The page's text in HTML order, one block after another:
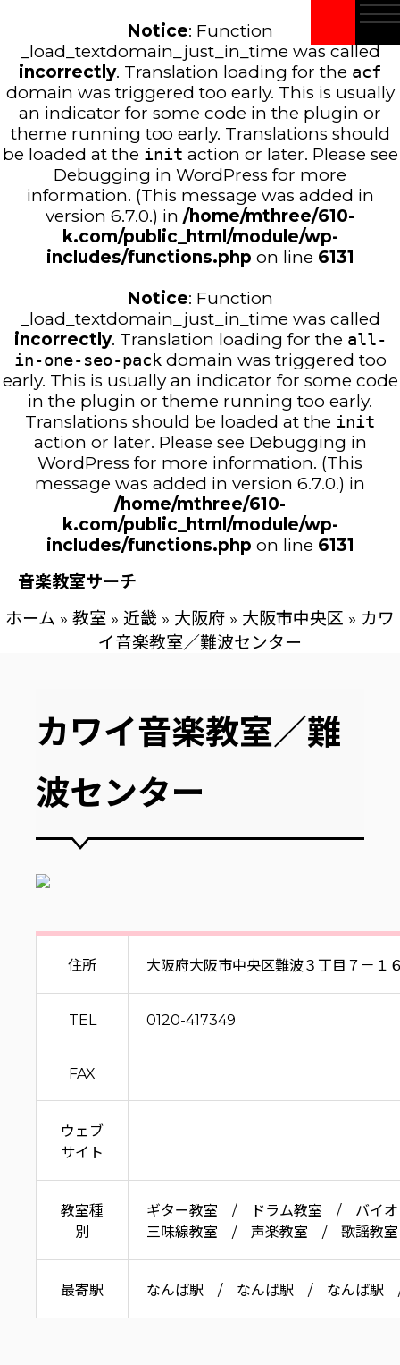
Notice: Function
_load_textdomain_just_in_time was called
incorrectly. Translation loading for the acf
domain was triggered too early. This is usually
an indicator for some code in the plugin or
theme running too early. Translations should
be loaded at the init action or later. Please see
Debugging in WordPress for more
information. (This message was added in
version 6.7.0.) in /home/mthree/610-
k.com/public_html/module/wp-
includes/functions.php on line 6131
Notice: Function
_load_textdomain_just_in_time was called
incorrectly. Translation loading for the all-
in-one-seo-packdomain was triggered too
early. This is usually an indicator for some code
in the plugin or theme running too early.
Translations should be loaded at the init
action or later. Please see Debugging in
WordPress for more information. (This
message was added in version 6.7.0.) in
/home/mthree/610-
k.com/public_html/module/wp-
includes/functions.php on line 6131
音楽教室サーチ
ホーム » 教室 » 近畿 » 大阪府 » 大阪市中央区 » カワ
イ音楽教室／難波センター
カワイ音楽教室／難
波センター
住所 大阪府大阪市中央区難波３丁目７－１
TEL 0120-417349
FAX
ウェブ
サイト
教室種
別
ギター教室 ドラム教室
バイ
三味線教室
声楽教室 歌謡教室
最寄駅 なんば駅 なんば駅 なんば駅